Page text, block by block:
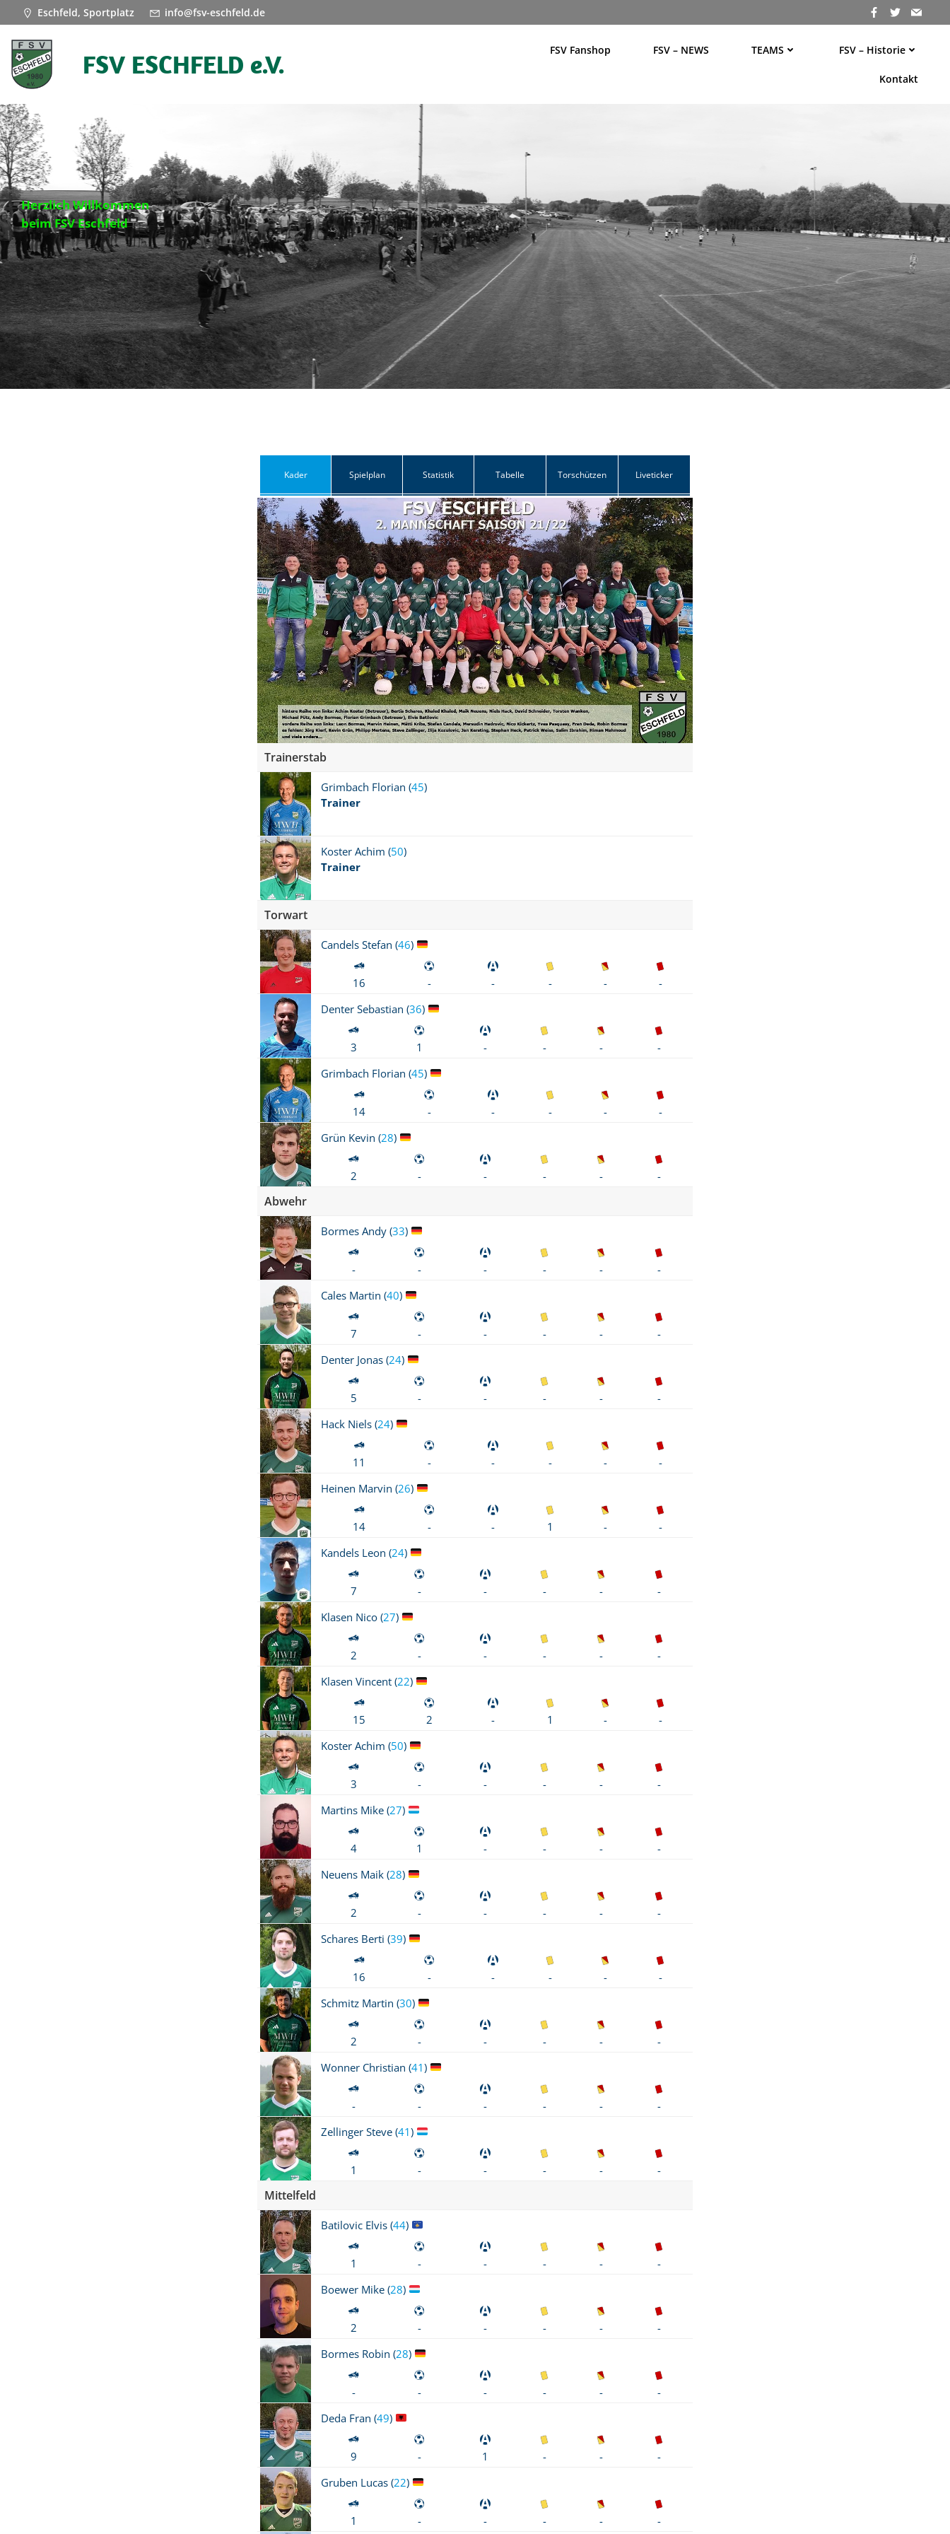
Eschfeld, Sportplatz info@fsv-eschfeld.de
FSV ESCHFELD e.V. FSV Fanshop FSV – NEWS TEAMS FSV – Historie
Kontakt
Herzlich Willkommen
beim FSV Eschfeld
Kader Spielplan Statistik Tabelle Torschützen Liveticker
Trainerstab
Grimbach Florian (45)
Trainer
Koster Achim (50)
Trainer
Torwart
Candels Stefan (46)
16 - - - -
-
Denter Sebastian (36)
3 1 - - -
-
Grimbach Florian (45)
14 - - - -
-
Grün Kevin (28)
2 - - - - -
Abwehr
Bormes Andy (33)
- - - - -
-
Cales Martin (40)
7 - - - -
-
Denter Jonas (24)
5 - - - -
-
Hack Niels (24)
11 - - - -
-
Heinen Marvin (26)
14 - - 1 -
-
Kandels Leon (24)
7 - - - -
-
Klasen Nico (27)
2 - - - -
-
Klasen Vincent (22)
15 2 - 1 -
-
Koster Achim (50)
3 - - - -
-
Martins Mike (27)
4 1 - - -
-
Neuens Maik (28)
2 - - - -
-
Schares Berti (39)
16 - - - -
-
Schmitz Martin (30)
2 - - - -
-
Wonner Christian (41)
- - - - -
-
Zellinger Steve (41)
1 - - - - -
Mittelfeld
Batilovic Elvis (44)
1 - - - -
-
Boewer Mike (28)
2 - - - -
-
Bormes Robin (28)
- - - - -
-
Deda Fran (49)
9 - 1 - -
-
Gruben Lucas (22)
1 - - - - -